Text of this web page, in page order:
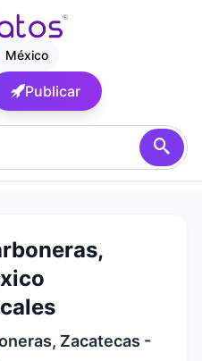
México
Publicar
Zacatecas -